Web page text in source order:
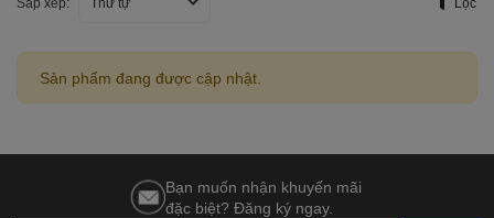
Sản phẩm đang được cập nhật.
Bạn muốn nhận khuyến mãi
đặc biệt? Đăng ký ngay.